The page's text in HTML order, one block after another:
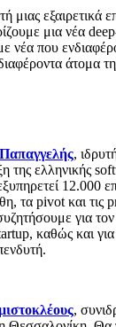
μιας εξαιρετικά
μια νέα
νέα που
άτομα
,
της ελληνικής
12.000
τα pivot και
για
καθώς και για
,